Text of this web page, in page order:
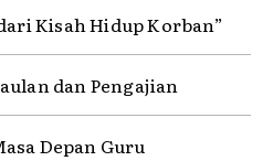
Kisah Hidup Korban”
dan Pengajian
Depan Guru